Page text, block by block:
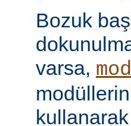
Bozuk
varsa,